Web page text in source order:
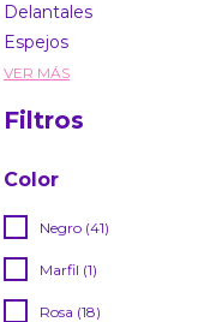
Delantales
Espejos
VER MÁS
Filtros
Color
Negro (41)
Marfil (1)
Rosa (18)